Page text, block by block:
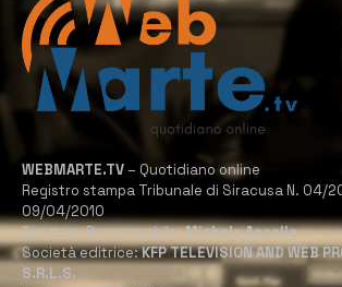
WEBMARTE.TV – Quotidiano online
Registro stampa Tribunale di Siracusa N. 04/
09/04/2010
Direttore Responsabile:Michele Accolla
Società editrice:KFP TELEVISION AND WEB
S.R.L.S.